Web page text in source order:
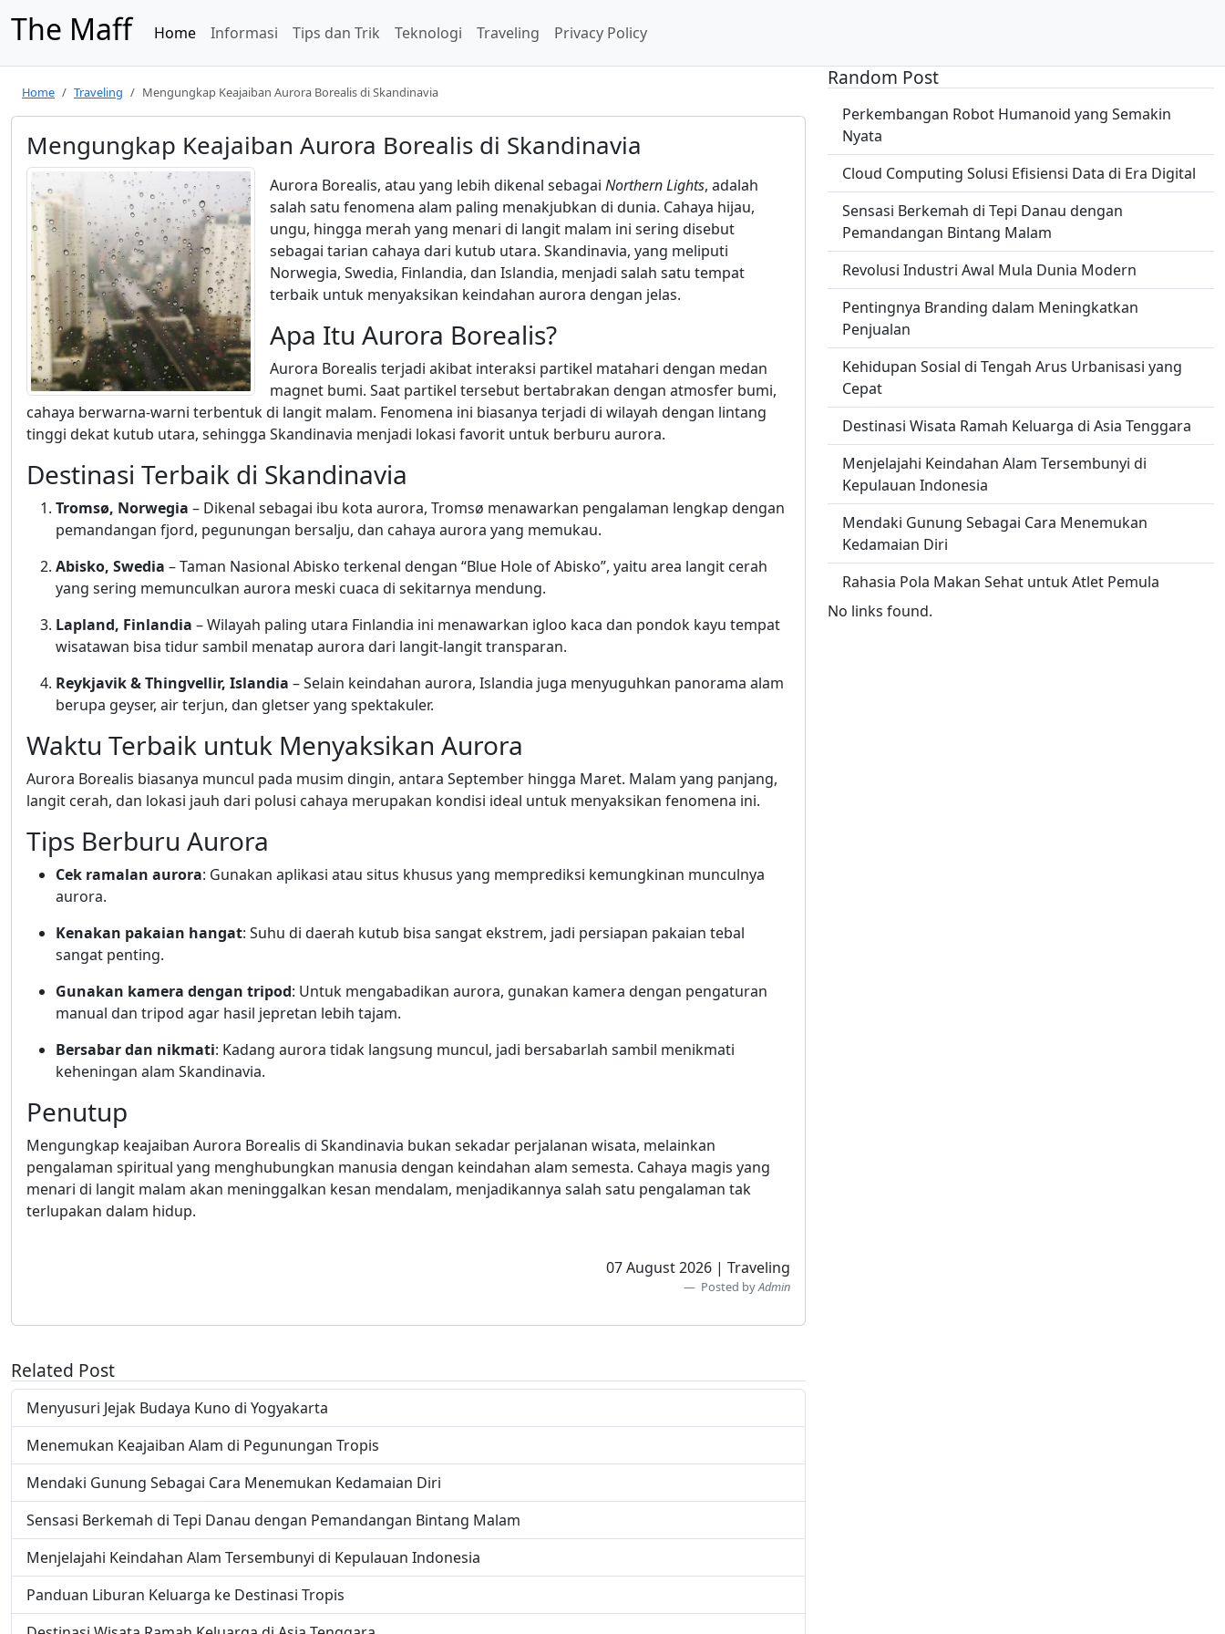
The Maff Home Informasi Tips dan Trik Teknologi Traveling Privacy Policy
Home Traveling Mengungkap Keajaiban Aurora Borealis di Skandinavia
Mengungkap Keajaiban Aurora Borealis di Skandinavia
Aurora Borealis, atau yang lebih dikenal sebagaiNorthern Lights, adalah
salah satu fenomena alam paling menakjubkan di dunia. Cahaya hijau,
ungu, hingga merah yang menari di langit malam ini sering disebut
sebagai tarian cahaya dari kutub utara. Skandinavia, yang meliputi
Norwegia, Swedia, Finlandia, dan Islandia, menjadi salah satu tempat
terbaik untuk menyaksikan keindahan aurora dengan jelas.
Apa Itu Aurora Borealis?
Aurora Borealis terjadi akibat interaksi partikel matahari dengan medan
magnet bumi. Saat partikel tersebut bertabrakan dengan atmosfer bumi,
cahaya berwarna-warni terbentuk di langit malam. Fenomena ini biasanya terjadi di wilayah dengan lintang
tinggi dekat kutub utara, sehingga Skandinavia menjadi lokasi favorit untuk berburu aurora.
Destinasi Terbaik di Skandinavia
Tromsø, Norwegia – Dikenal sebagai ibu kota aurora, Tromsø menawarkan pengalaman lengkap dengan
pemandangan fjord, pegunungan bersalju, dan cahaya aurora yang memukau.
Abisko, Swedia – Taman Nasional Abisko terkenal dengan “Blue Hole of Abisko”, yaitu area langit cerah
yang sering memunculkan aurora meski cuaca di sekitarnya mendung.
Lapland, Finlandia – Wilayah paling utara Finlandia ini menawarkan igloo kaca dan pondok kayu tempat
wisatawan bisa tidur sambil menatap aurora dari langit-langit transparan.
Reykjavik & Thingvellir, Islandia – Selain keindahan aurora, Islandia juga menyuguhkan panorama alam
berupa geyser, air terjun, dan gletser yang spektakuler.
Waktu Terbaik untuk Menyaksikan Aurora
Aurora Borealis biasanya muncul pada musim dingin, antara September hingga Maret. Malam yang panjang,
langit cerah, dan lokasi jauh dari polusi cahaya merupakan kondisi ideal untuk menyaksikan fenomena ini.
Tips Berburu Aurora
Cek ramalan aurora: Gunakan aplikasi atau situs khusus yang memprediksi kemungkinan munculnya
aurora.
Kenakan pakaian hangat: Suhu di daerah kutub bisa sangat ekstrem, jadi persiapan pakaian tebal
sangat penting.
Gunakan kamera dengan tripod: Untuk mengabadikan aurora, gunakan kamera dengan pengaturan
manual dan tripod agar hasil jepretan lebih tajam.
Bersabar dan nikmati: Kadang aurora tidak langsung muncul, jadi bersabarlah sambil menikmati
keheningan alam Skandinavia.
Penutup
Mengungkap keajaiban Aurora Borealis di Skandinavia bukan sekadar perjalanan wisata, melainkan
pengalaman spiritual yang menghubungkan manusia dengan keindahan alam semesta. Cahaya magis yang
menari di langit malam akan meninggalkan kesan mendalam, menjadikannya salah satu pengalaman tak
terlupakan dalam hidup.
07 August 2026 | Traveling
Posted byAdmin
Related Post
Menyusuri Jejak Budaya Kuno di Yogyakarta
Menemukan Keajaiban Alam di Pegunungan Tropis
Mendaki Gunung Sebagai Cara Menemukan Kedamaian Diri
Sensasi Berkemah di Tepi Danau dengan Pemandangan Bintang Malam
Menjelajahi Keindahan Alam Tersembunyi di Kepulauan Indonesia
Panduan Liburan Keluarga ke Destinasi Tropis
Random Post
Perkembangan Robot Humanoid yang Semakin
Nyata
Cloud Computing Solusi Efisiensi Data di Era Digital
Sensasi Berkemah di Tepi Danau dengan
Pemandangan Bintang Malam
Revolusi Industri Awal Mula Dunia Modern
Pentingnya Branding dalam Meningkatkan
Penjualan
Kehidupan Sosial di Tengah Arus Urbanisasi yang
Cepat
Destinasi Wisata Ramah Keluarga di Asia Tenggara
Menjelajahi Keindahan Alam Tersembunyi di
Kepulauan Indonesia
Mendaki Gunung Sebagai Cara Menemukan
Kedamaian Diri
Rahasia Pola Makan Sehat untuk Atlet Pemula
No links found.